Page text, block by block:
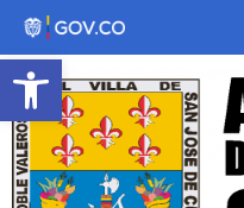
Abrir barra